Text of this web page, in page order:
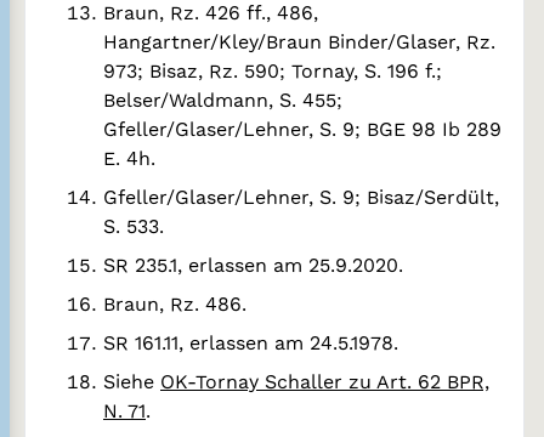
Braun, Rz. 426 ff., 486,
Hangartner/Kley/Braun Binder/Glaser, Rz.
973; Bisaz, Rz. 590; Tornay, S. 196 f.;
Belser/Waldmann, S. 455;
Gfeller/Glaser/Lehner, S. 9; BGE 98 Ib 289
E. 4h.
Gfeller/Glaser/Lehner, S. 9; Bisaz/Serdült,
S. 533.
SR 235.1, erlassen am 25.9.2020.
Braun, Rz. 486.
SR 161.11, erlassen am 24.5.1978.
Siehe OK-Tornay Schaller zu Art. 62 BPR,
N. 71.